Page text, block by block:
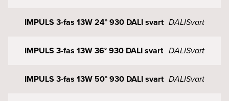
IMPULS 3-fas 13W 24° 930 DALI svart DALISvart
IMPULS 3-fas 13W 36° 930 DALI svart DALISvart
IMPULS 3-fas 13W 50° 930 DALI svart DALISvart